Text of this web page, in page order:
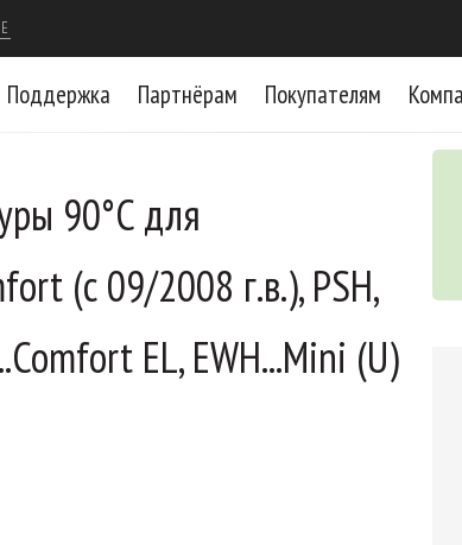
Поддержка Партнёрам Покупателям
90°C для
(с 09/2008 г.в.), PSH,
EL, EWH...Mini (U)